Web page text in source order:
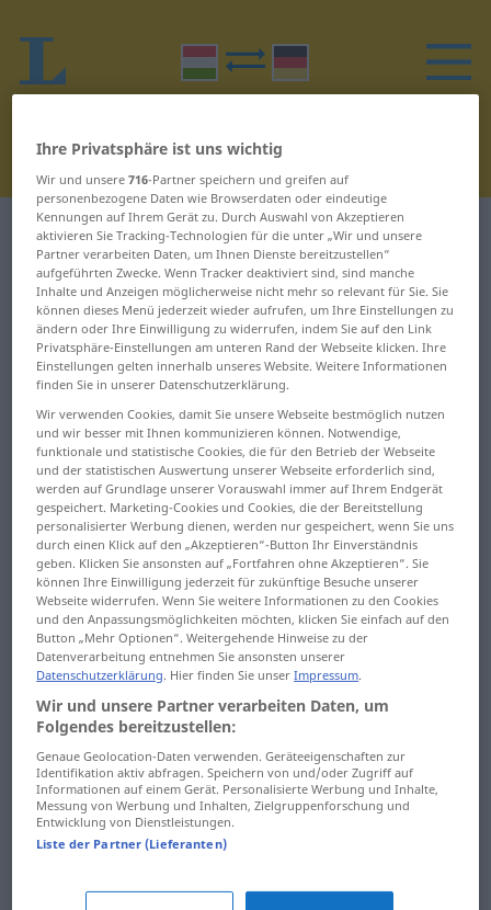
Ungarisch-Deutsch Wörterbuch M
Wörter auf Ungarisch, die mit M
beginnen
ma ... magyaráz
magyarázat ... malac
malom ... markol
markolat ... medvebocs
meg ...
megbocsáthatatlan
megbocsátó ...
megcímez
megdöbben ...
megfertőz
megfeszít ... meggyőző
meggyőződik ...
meghálál
megszárad ... megtesz
megtilt ... megveszteget
megvesztegetés ...
megázik
megég ... megőrzés
megőrül ... mellőz
mely ... mentegetőzik
menten ... merőleges
mese ... mienk
miféle ... mindennapi
mindenség ... miszerint
mosoly ... mulat
Ihre Privatsphäre ist uns wichtig
Wir und unsere716-Partner speichern und greifen auf
personenbezogene Daten wie Browserdaten oder eindeutige
Kennungen auf Ihrem Gerät zu. Durch Auswahl von Akzeptieren
aktivieren Sie Tracking-Technologien für die unter „Wir und unsere
Partner verarbeiten Daten, um Ihnen Dienste bereitzustellen“
aufgeführten Zwecke. Wenn Tracker deaktiviert sind, sind manche
Inhalte und Anzeigen möglicherweise nicht mehr so relevant für Sie. Sie
können dieses Menü jederzeit wieder aufrufen, um Ihre Einstellungen zu
ändern oder Ihre Einwilligung zu widerrufen, indem Sie auf den Link
Privatsphäre-Einstellungen am unteren Rand der Webseite klicken. Ihre
Einstellungen gelten innerhalb unseres Website. Weitere Informationen
finden Sie in unserer Datenschutzerklärung.
Wir verwenden Cookies, damit Sie unsere Webseite bestmöglich nutzen
und wir besser mit Ihnen kommunizieren können. Notwendige,
funktionale und statistische Cookies, die für den Betrieb der Webseite
und der statistischen Auswertung unserer Webseite erforderlich sind,
werden auf Grundlage unserer Vorauswahl immer auf Ihrem Endgerät
gespeichert. Marketing-Cookies und Cookies, die der Bereitstellung
personalisierter Werbung dienen, werden nur gespeichert, wenn Sie uns
durch einen Klick auf den „Akzeptieren“-Button Ihr Einverständnis
geben. Klicken Sie ansonsten auf „Fortfahren ohne Akzeptieren“. Sie
können Ihre Einwilligung jederzeit für zukünftige Besuche unserer
Webseite widerrufen. Wenn Sie weitere Informationen zu den Cookies
und den Anpassungsmöglichkeiten möchten, klicken Sie einfach auf den
Button „Mehr Optionen“. Weitergehende Hinweise zu der
Datenverarbeitung entnehmen Sie ansonsten unserer
Datenschutzerklärung. Hier finden Sie unserImpressum.
Wir und unsere Partner verarbeiten Daten, um
Folgendes bereitzustellen:
Genaue Geolocation-Daten verwenden. Geräteeigenschaften zur
Identifikation aktiv abfragen. Speichern von und/oder Zugriff auf
Informationen auf einem Gerät. Personalisierte Werbung und Inhalte,
Messung von Werbung und Inhalten, Zielgruppenforschung und
Entwicklung von Dienstleistungen.
Liste der Partner (Lieferanten)